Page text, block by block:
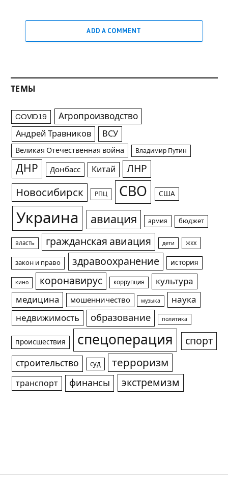
ADD A COMMENT
ТЕМЫ
COVID19 Агропроизводство
Андрей Травников ВСУ
Великая Отечественная война Владимир Путин
ДНР Донбасс Китай ЛНР
Новосибирск РПЦ СВО США
Украина авиация армия бюджет
власть гражданская авиация дети жкх
закон и право здравоохранение история
кино коронавирус коррупция
культура
медицина
мошенничество музыка
наука
недвижимость
образование политика
происшествия спецоперация спорт
строительство суд терроризм
транспорт финансы экстремизм